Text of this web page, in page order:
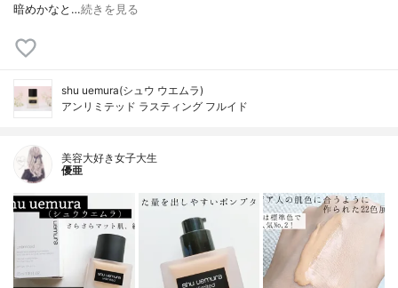
暗めかなと…続きを見る
shu uemura(シュウ ウエムラ)
アンリミテッド ラスティング フルイド
美容大好き女子大生
優亜